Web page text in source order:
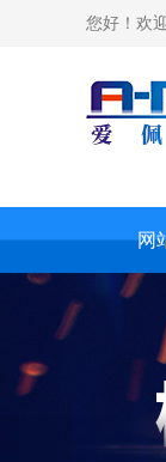
您好！欢
网